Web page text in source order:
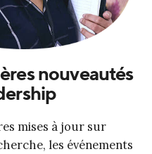
nouveautés
mises à jour sur
les événements